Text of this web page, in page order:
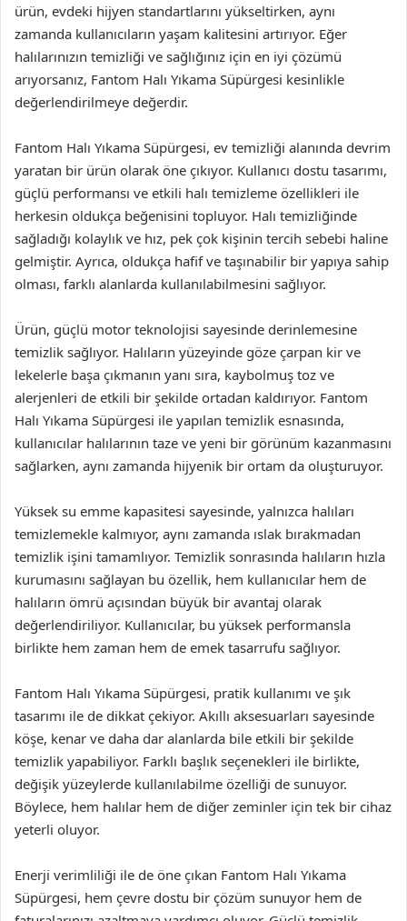
ürün, evdeki hijyen standartlarını yükseltirken, aynı
zamanda kullanıcıların yaşam kalitesini artırıyor. Eğer
halılarınızın temizliği ve sağlığınız için en iyi çözümü
arıyorsanız, Fantom Halı Yıkama Süpürgesi kesinlikle
değerlendirilmeye değerdir.
Fantom Halı Yıkama Süpürgesi, ev temizliği alanında devrim
yaratan bir ürün olarak öne çıkıyor. Kullanıcı dostu tasarımı,
güçlü performansı ve etkili halı temizleme özellikleri ile
herkesin oldukça beğenisini topluyor. Halı temizliğinde
sağladığı kolaylık ve hız, pek çok kişinin tercih sebebi haline
gelmiştir. Ayrıca, oldukça hafif ve taşınabilir bir yapıya sahip
olması, farklı alanlarda kullanılabilmesini sağlıyor.
Ürün, güçlü motor teknolojisi sayesinde derinlemesine
temizlik sağlıyor. Halıların yüzeyinde göze çarpan kir ve
lekelerle başa çıkmanın yanı sıra, kaybolmuş toz ve
alerjenleri de etkili bir şekilde ortadan kaldırıyor. Fantom
Halı Yıkama Süpürgesi ile yapılan temizlik esnasında,
kullanıcılar halılarının taze ve yeni bir görünüm kazanmasını
sağlarken, aynı zamanda hijyenik bir ortam da oluşturuyor.
Yüksek su emme kapasitesi sayesinde, yalnızca halıları
temizlemekle kalmıyor, aynı zamanda ıslak bırakmadan
temizlik işini tamamlıyor. Temizlik sonrasında halıların hızla
kurumasını sağlayan bu özellik, hem kullanıcılar hem de
halıların ömrü açısından büyük bir avantaj olarak
değerlendiriliyor. Kullanıcılar, bu yüksek performansla
birlikte hem zaman hem de emek tasarrufu sağlıyor.
Fantom Halı Yıkama Süpürgesi, pratik kullanımı ve şık
tasarımı ile de dikkat çekiyor. Akıllı aksesuarları sayesinde
köşe, kenar ve daha dar alanlarda bile etkili bir şekilde
temizlik yapabiliyor. Farklı başlık seçenekleri ile birlikte,
değişik yüzeylerde kullanılabilme özelliği de sunuyor.
Böylece, hem halılar hem de diğer zeminler için tek bir cihaz
yeterli oluyor.
Enerji verimliliği ile de öne çıkan Fantom Halı Yıkama
Süpürgesi, hem çevre dostu bir çözüm sunuyor hem de